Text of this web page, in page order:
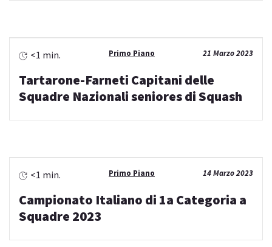
21 Marzo 2023
Primo Piano
<1 min.
Tartarone-Farneti Capitani delle
Squadre Nazionali seniores di Squash
14 Marzo 2023
Primo Piano
<1 min.
Campionato Italiano di 1a Categoria a
Squadre 2023